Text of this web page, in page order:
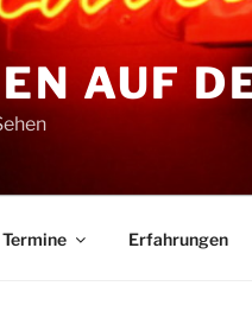
AUF
Termine Erfahrungen